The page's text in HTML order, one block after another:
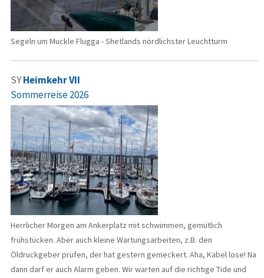
Segeln um Muckle Flugga - Shetlands nördlichster Leuchtturm
SYHeimkehr VII
Sommerreise 2026
Herrlicher Morgen am Ankerplatz mit schwimmen, gemütlich
frühstücken. Aber auch kleine Wartungsarbeiten, z.B. den
Öldruckgeber prüfen, der hat gestern gemeckert. Aha, Kabel lose! Na
dann darf er auch Alarm geben. Wir warten auf die richtige Tide und